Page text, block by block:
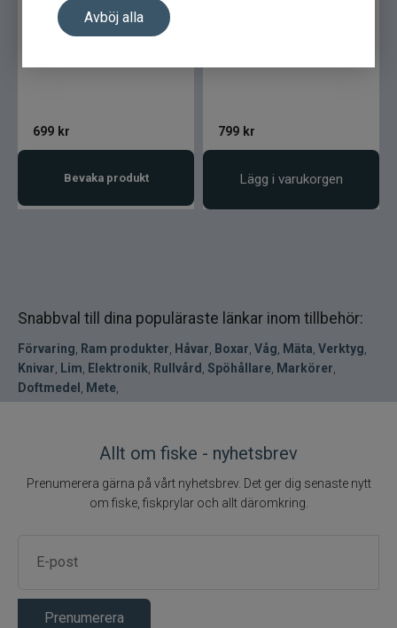
Avböj alla
Leatherman REV Multi-
699 kr
Bevaka produkt
799 kr
Lägg i varukorgen
Snabbval till dina populäraste länkar inom tillbehör:
Förvaring, Ram produkter, Håvar, Boxar, Våg, Mäta, Verktyg,
Knivar, Lim, Elektronik, Rullvård , Spöhållare, Markörer,
Doftmedel , Mete,
Allt om fiske - nyhetsbrev
Prenumerera gärna på vårt nyhetsbrev. Det ger dig senaste nytt
om fiske, fiskprylar och allt däromkring.
Prenumerera